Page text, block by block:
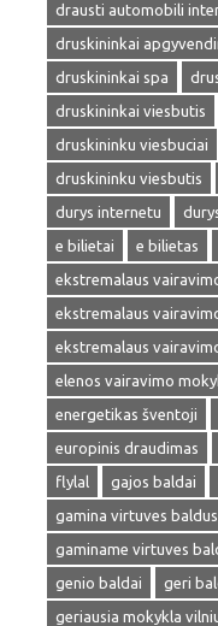
drausti automobili
druskininkai
druskininkai spa
druskininkai viesbutis
druskininku viesbuciai
druskininku viesbutis
durys internetu
e bilietai
e bilietas
ekstremalaus
ekstremalaus
ekstremalaus
elenos vairavimo
energetikas šventoji
europinis draudimas
flylal
gajos baldai
gamina virtuves baldus
gaminame virtuves
genio baldai
geri
geriausia mokykla